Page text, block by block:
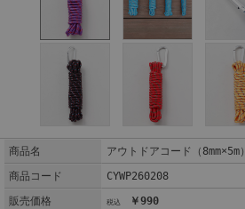
商品名
アウトドアコード（8mm×5m）
商品コード
CYWP260208
販売価格
￥990